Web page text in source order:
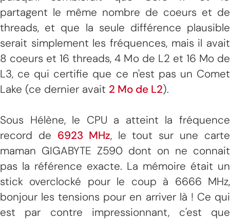
partagent le même nombre de coeurs et de
threads, et que la seule différence plausible
serait simplement les fréquences, mais il avait
8 coeurs et 16 threads, 4 Mo de L2 et 16 Mo de
L3, ce qui certifie que ce n'est pas un Comet
Lake (ce dernier avait 2 Mo de L2).
Sous Hélène, le CPU a atteint la fréquence
record de 6923 MHz, le tout sur une carte
maman GIGABYTE Z590 dont on ne connait
pas la référence exacte. La mémoire était un
stick overclocké pour le coup à 6666 MHz,
bonjour les tensions pour en arriver là ! Ce qui
est par contre impressionnant, c'est que